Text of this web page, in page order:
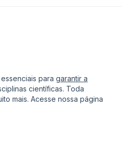
para garantir a
científicas. Toda
mais. Acesse nossa página